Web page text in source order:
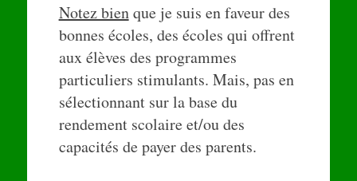
Notez bienque je suis en faveur des
bonnes écoles, des écoles qui offrent
aux élèves des programmes
particuliers stimulants. Mais, pas en
sélectionnant sur la base du
rendement scolaire et/ou des
capacités de payer des parents.